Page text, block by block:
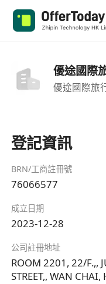
優途國際
優途國際旅
登記資訊
BRN/工商註冊號
76066577
成立日期
2023-12-28
公司註冊地址
ROOM 2201, 22/F.,,
STREET,, WAN